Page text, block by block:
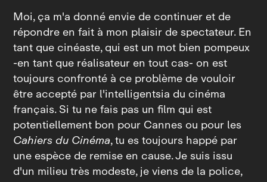
Moi, ça m'a donné envie de continuer et de
répondre en fait à mon plaisir de spectateur. En
tant que cinéaste, qui est un mot bien pompeux
-en tant que réalisateur en tout cas- on est
toujours confronté à ce problème de vouloir
être accepté par l'intelligentsia du cinéma
français. Si tu ne fais pas un film qui est
potentiellement bon pour Cannes ou pour les
Cahiers du Cinéma, tu es toujours happé par
une espèce de remise en cause. Je suis issu
d'un milieu très modeste, je viens de la police,